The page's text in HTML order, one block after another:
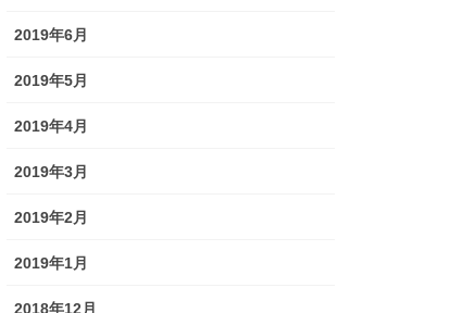
2019年6月
2019年5月
2019年4月
2019年3月
2019年2月
2019年1月
2018年12月